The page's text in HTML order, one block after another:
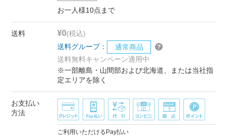
お一人様10点まで
送料 ¥0(税込)
送料グループ：
通常商品
送料無料キャンペーン適用中
※一部離島・山間部および北海道、または当社指
定エリアを除く
お支払い
方法
ご利用いただけるPay払い